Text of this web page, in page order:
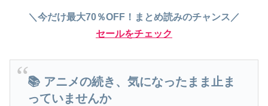
＼今だけ最大70％OFF！まとめ読みのチャンス／
セールをチェック
📚 アニメの続き、気になったまま止ま
っていませんか